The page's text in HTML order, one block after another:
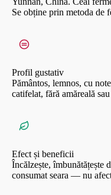
Se obține prin metoda de
Profil gustativ
Pământos, lemnos, cu
catifelat, fără amăreală
Efect și beneficii
Încălzește, îmbunătățește
consumat seara — nu